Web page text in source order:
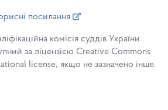
посилання
комісія суддів України
за ліцензією Creative Commons
license, якщо не зазначено інше.